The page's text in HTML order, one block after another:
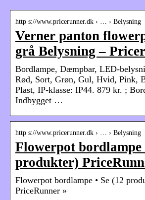
http s://www.pricerunner.dk › … › Belysning
Verner panton
grå Belysning –
Bordlampe, Dæmpbar, LED-
Rød, Sort, Grøn, Gul, Hvid, Pink,
Plast, IP-klasse: IP44. 879 kr. ;
Indbygget …
http s://www.pricerunner.dk › … › Belysning
Flowerpot bordlampe
produkter)
Flowerpot bordlampe • Se (12
PriceRunner »